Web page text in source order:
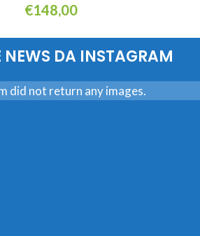
€148,00
NEWS DA INSTAGRAM
did not return any images.